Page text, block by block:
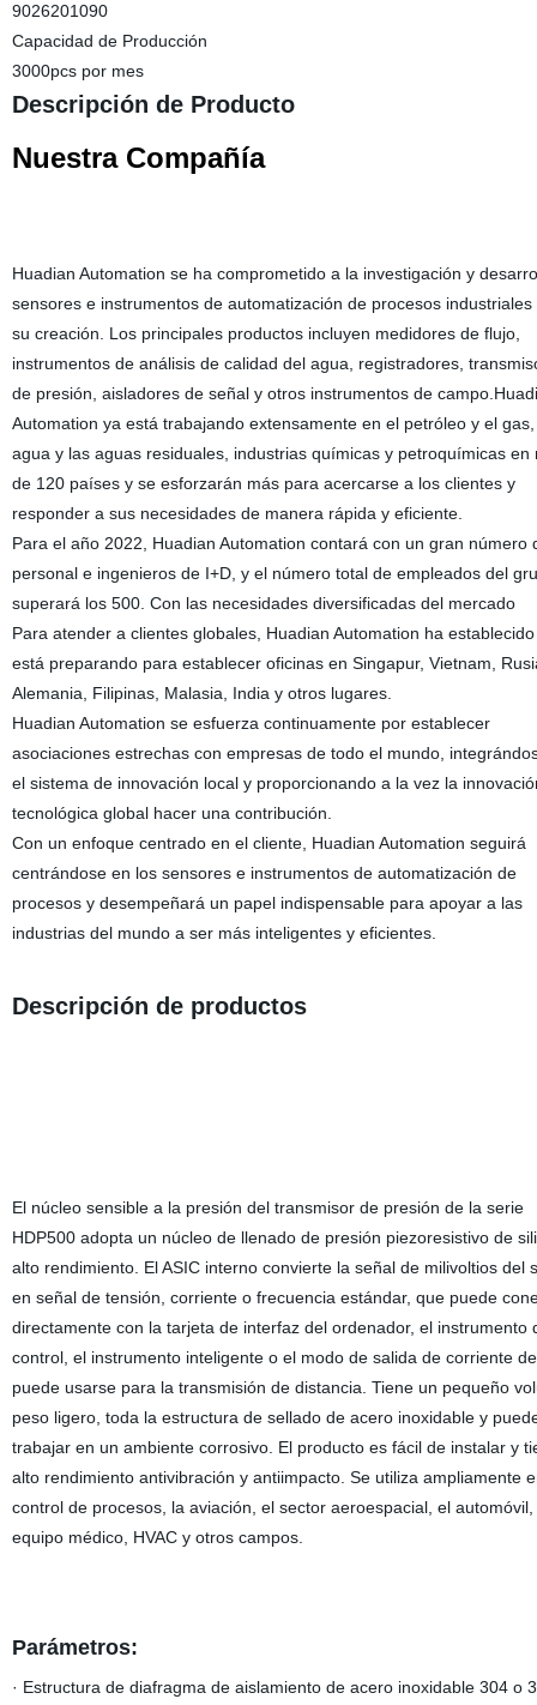
9026201090
Capacidad de Producción
3000pcs por mes
Descripción de Producto
Nuestra Compañía
Huadian Automation se ha comprometido a la investigación y
sensores e instrumentos de automatización de procesos industriales
su creación. Los principales productos incluyen medidores de flujo,
instrumentos de análisis de calidad del agua, registradores,
de presión, aisladores de señal y otros instrumentos de
Automation ya está trabajando extensamente en el petróleo y el
agua y las aguas residuales, industrias químicas y petroquímicas en
de 120 países y se esforzarán más para acercarse a los clientes y
responder a sus necesidades de manera rápida y eficiente.
Para el año 2022, Huadian Automation contará con un gran número
personal e ingenieros de I+D, y el número total de empleados del
superará los 500. Con las necesidades diversificadas del mercado
Para atender a clientes globales, Huadian Automation ha
está preparando para establecer oficinas en Singapur, Vietnam,
Alemania, Filipinas, Malasia, India y otros lugares.
Huadian Automation se esfuerza continuamente por establecer
asociaciones estrechas con empresas de todo el mundo,
el sistema de innovación local y proporcionando a la vez la
tecnológica global hacer una contribución.
Con un enfoque centrado en el cliente, Huadian Automation seguirá
centrándose en los sensores e instrumentos de automatización de
procesos y desempeñará un papel indispensable para apoyar a las
industrias del mundo a ser más inteligentes y eficientes.
Descripción de productos
El núcleo sensible a la presión del transmisor de presión de la serie
HDP500 adopta un núcleo de llenado de presión piezoresistivo de
alto rendimiento. El ASIC interno convierte la señal de milivoltios del
en señal de tensión, corriente o frecuencia estándar, que puede
directamente con la tarjeta de interfaz del ordenador, el instrumento
control, el instrumento inteligente o el modo de salida de corriente
puede usarse para la transmisión de distancia. Tiene un pequeño
peso ligero, toda la estructura de sellado de acero inoxidable y
trabajar en un ambiente corrosivo. El producto es fácil de instalar y
alto rendimiento antivibración y antiimpacto. Se utiliza ampliamente
control de procesos, la aviación, el sector aeroespacial, el automóvil,
equipo médico, HVAC y otros campos.
Parámetros:
· Estructura de diafragma de aislamiento de acero inoxidable 304 o